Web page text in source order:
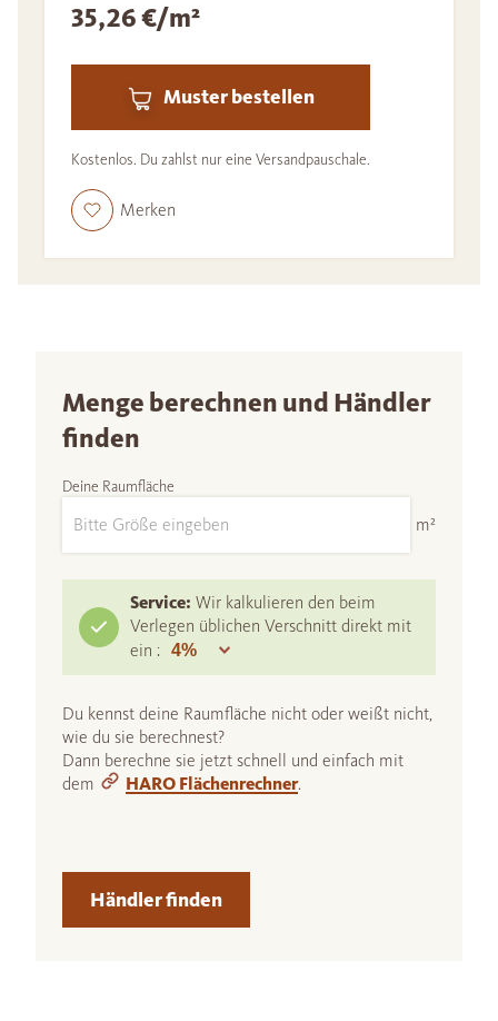
35,26 €/m²
Muster bestellen
Kostenlos. Du zahlst nur eine Versandpauschale.
Merken
Menge berechnen und Händler
finden
Deine Raumfläche
m²
Service: Wir kalkulieren den beim
Verlegen üblichen Verschnitt direkt mit
ein :
Du kennst deine Raumfläche nicht oder weißt nicht,
wie du sie berechnest?
Dann berechne sie jetzt schnell und einfach mit
dem
HARO Flächenrechner.
Händler finden